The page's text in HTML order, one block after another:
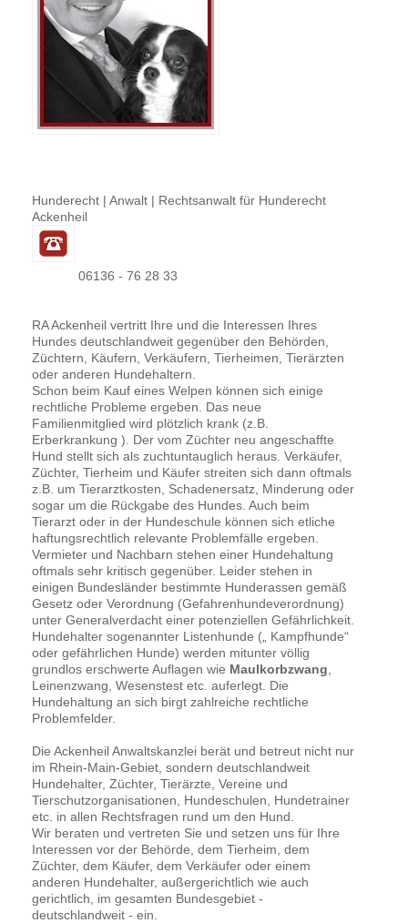
Hunderecht | Anwalt | Rechtsanwalt für Hunderecht
Ackenheil
06136 - 76 28 33
RA Ackenheil vertritt Ihre und die Interessen Ihres
Hundes deutschlandweit gegenüber den Behörden,
Züchtern, Käufern, Verkäufern, Tierheimen, Tierärzten
oder anderen Hundehaltern.
Schon beim Kauf eines Welpen können sich einige
rechtliche Probleme ergeben. Das neue
Familienmitglied wird plötzlich krank (z.B.
Erberkrankung ). Der vom Züchter neu angeschaffte
Hund stellt sich als zuchtuntauglich heraus. Verkäufer,
Züchter, Tierheim und Käufer streiten sich dann oftmals
z.B. um Tierarztkosten, Schadenersatz, Minderung oder
sogar um die Rückgabe des Hundes. Auch beim
Tierarzt oder in der Hundeschule können sich etliche
haftungsrechtlich relevante Problemfälle ergeben.
Vermieter und Nachbarn stehen einer Hundehaltung
oftmals sehr kritisch gegenüber. Leider stehen in
einigen Bundesländer bestimmte Hunderassen gemäß
Gesetz oder Verordnung (Gefahrenhundeverordnung)
unter Generalverdacht einer potenziellen Gefährlichkeit.
Hundehalter sogenannter Listenhunde („ Kampfhunde“
oder gefährlichen Hunde) werden mitunter völlig
grundlos erschwerte Auflagen wie Maulkorbzwang
Leinenzwang, Wesenstest etc. auferlegt. Die
Hundehaltung an sich birgt zahlreiche rechtliche
Problemfelder.
Die Ackenheil Anwaltskanzlei berät und betreut nicht nur
im Rhein-Main-Gebiet, sondern deutschlandweit
Hundehalter, Züchter, Tierärzte, Vereine und
Tierschutzorganisationen, Hundeschulen, Hundetrainer
etc. in allen Rechtsfragen rund um den Hund.
Wir beraten und vertreten Sie und setzen uns für Ihre
Interessen vor der Behörde, dem Tierheim, dem
Züchter, dem Käufer, dem Verkäufer oder einem
anderen Hundehalter, außergerichtlich wie auch
gerichtlich, im gesamten Bundesgebiet -
deutschlandweit - ein.